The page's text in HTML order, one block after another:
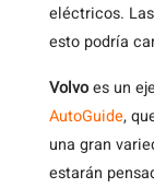
eléctricos.
esto podría
Volvoes un
AutoGuide,
una gran
estarán